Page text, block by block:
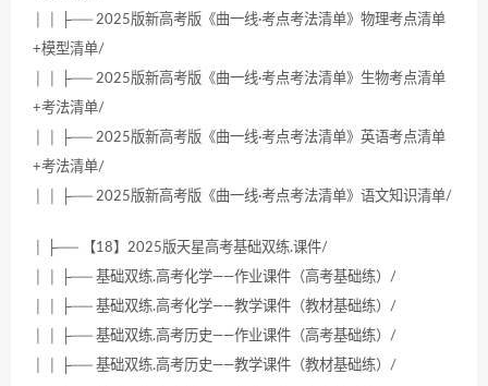
│ │ ├── 2025版新高考版《曲一线·考点考法清单》物理考点清单
+模型清单/
│ │ ├── 2025版新高考版《曲一线·考点考法清单》生物考点清单
+考法清单/
│ │ ├── 2025版新高考版《曲一线·考点考法清单》英语考点清单
+考法清单/
│ │ ├── 2025版新高考版《曲一线·考点考法清单》语文知识清单/
│ ├── 【18】2025版天星高考基础双练.课件/
│ │ ├── 基础双练.高考化学——作业课件（高考基础练）/
│ │ ├── 基础双练.高考化学——教学课件（教材基础练）/
│ │ ├── 基础双练.高考历史——作业课件（高考基础练）/
│ │ ├── 基础双练.高考历史——教学课件（教材基础练）/